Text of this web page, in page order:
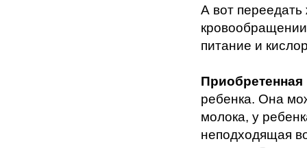
А вот
питание и
ребенка. Она
молока, у
неподходящая